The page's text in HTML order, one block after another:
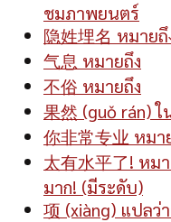
ชมภาพยนตร์
隐姓埋名 หมายถึ
气息 หมายถึง
不俗 หมายถึง
果然 (guǒ rán)
你非常专业 หมา
太有水平了! หม
มาก! (มีระดับ)
项 (xiàng) แปลว่